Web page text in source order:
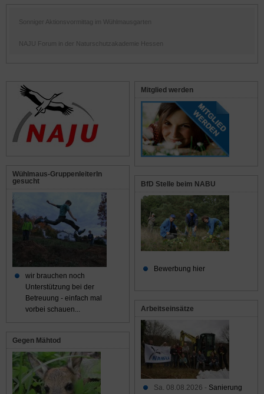
Sonniger Aktionsvormittag im Wühlmausgarten
NAJU Forum in der Naturschutzakademie Hessen
Mitglied werden
BfD Stelle beim NABU
Bewerbung hier
Arbeitseinsätze
Sa. 08.08.2026 - Sanierung
Wühlmaus-GruppenleiterIn
gesucht
wir brauchen noch
Unterstützung bei der
Betreuung - einfach mal
vorbei schauen...
Gegen Mähtod